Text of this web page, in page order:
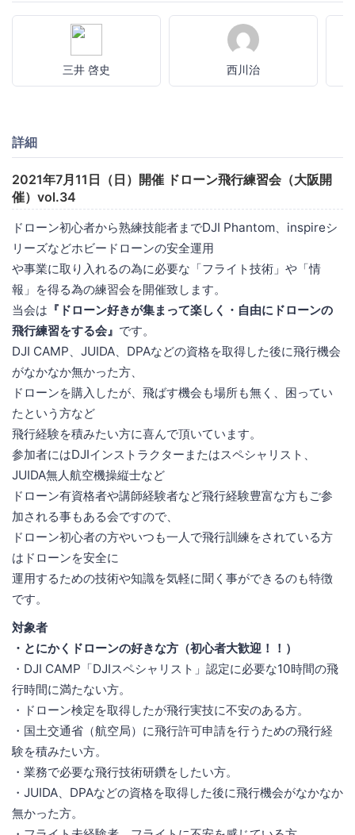
三井 啓史 西川治
詳細
2021年7月11日（日）開催 ドローン飛行練習会（大阪開
催）vol.34
ドローン初心者から熟練技能者までDJI Phantom、inspireシ
リーズなどホビードローンの安全運用
や事業に取り入れるの為に必要な「フライト技術」や「情
報」を得る為の練習会を開催致します。
当会は 『ドローン好きが集まって楽しく・自由にドローンの
飛行練習をする会』 です。
DJI CAMP、JUIDA、DPAなどの資格を取得した後に飛行機会
がなかなか無かった方、
ドローンを購入したが、飛ばす機会も場所も無く、困ってい
たという方など
飛行経験を積みたい方に喜んで頂いています。
参加者にはDJIインストラクターまたはスペシャリスト、
JUIDA無人航空機操縦士など
ドローン有資格者や講師経験者など飛行経験豊富な方もご参
加される事もある会ですので、
ドローン初心者の方やいつも一人で飛行訓練をされている方
はドローンを安全に
運用するための技術や知識を気軽に聞く事ができるのも特徴
です。
対象者
・とにかくドローンの好きな方（初心者大歓迎！！）
・DJI CAMP「DJIスペシャリスト」認定に必要な10時間の飛
行時間に満たない方。
・ドローン検定を取得したが飛行実技に不安のある方。
・国土交通省（航空局）に飛行許可申請を行うための飛行経
験を積みたい方。
・業務で必要な飛行技術研鑽をしたい方。
・JUIDA、DPAなどの資格を取得した後に飛行機会がなかなか
無かった方。